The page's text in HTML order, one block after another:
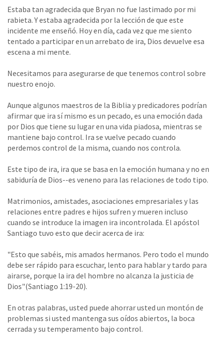
Estaba tan agradecida que Bryan no fue lastimado por mi
rabieta. Y estaba agradecida por la lección de que este
incidente me enseñó. Hoy en día, cada vez que me siento
tentado a participar en un arrebato de ira, Dios devuelve esa
escena a mi mente.
Necesitamos para asegurarse de que tenemos control sobre
nuestro enojo.
Aunque algunos maestros de la Biblia y predicadores podrían
afirmar que ira sí mismo es un pecado, es una emoción dada
por Dios que tiene su lugar en una vida piadosa, mientras se
mantiene bajo control. Ira se vuelve pecado cuando
perdemos control de la misma, cuando nos controla.
Este tipo de ira, ira que se basa en la emoción humana y no en
sabiduría de Dios--es veneno para las relaciones de todo tipo.
Matrimonios, amistades, asociaciones empresariales y las
relaciones entre padres e hijos sufren y mueren incluso
cuando se introduce la imagen ira incontrolada. El apóstol
Santiago tuvo esto que decir acerca de ira:
"Esto que sabéis, mis amados hermanos. Pero todo el mundo
debe ser rápido para escuchar, lento para hablar y tardo para
airarse, porque la ira del hombre no alcanza la justicia de
Dios"(Santiago 1:19-20).
En otras palabras, usted puede ahorrar usted un montón de
problemas si usted mantenga sus oídos abiertos, la boca
cerrada y su temperamento bajo control.